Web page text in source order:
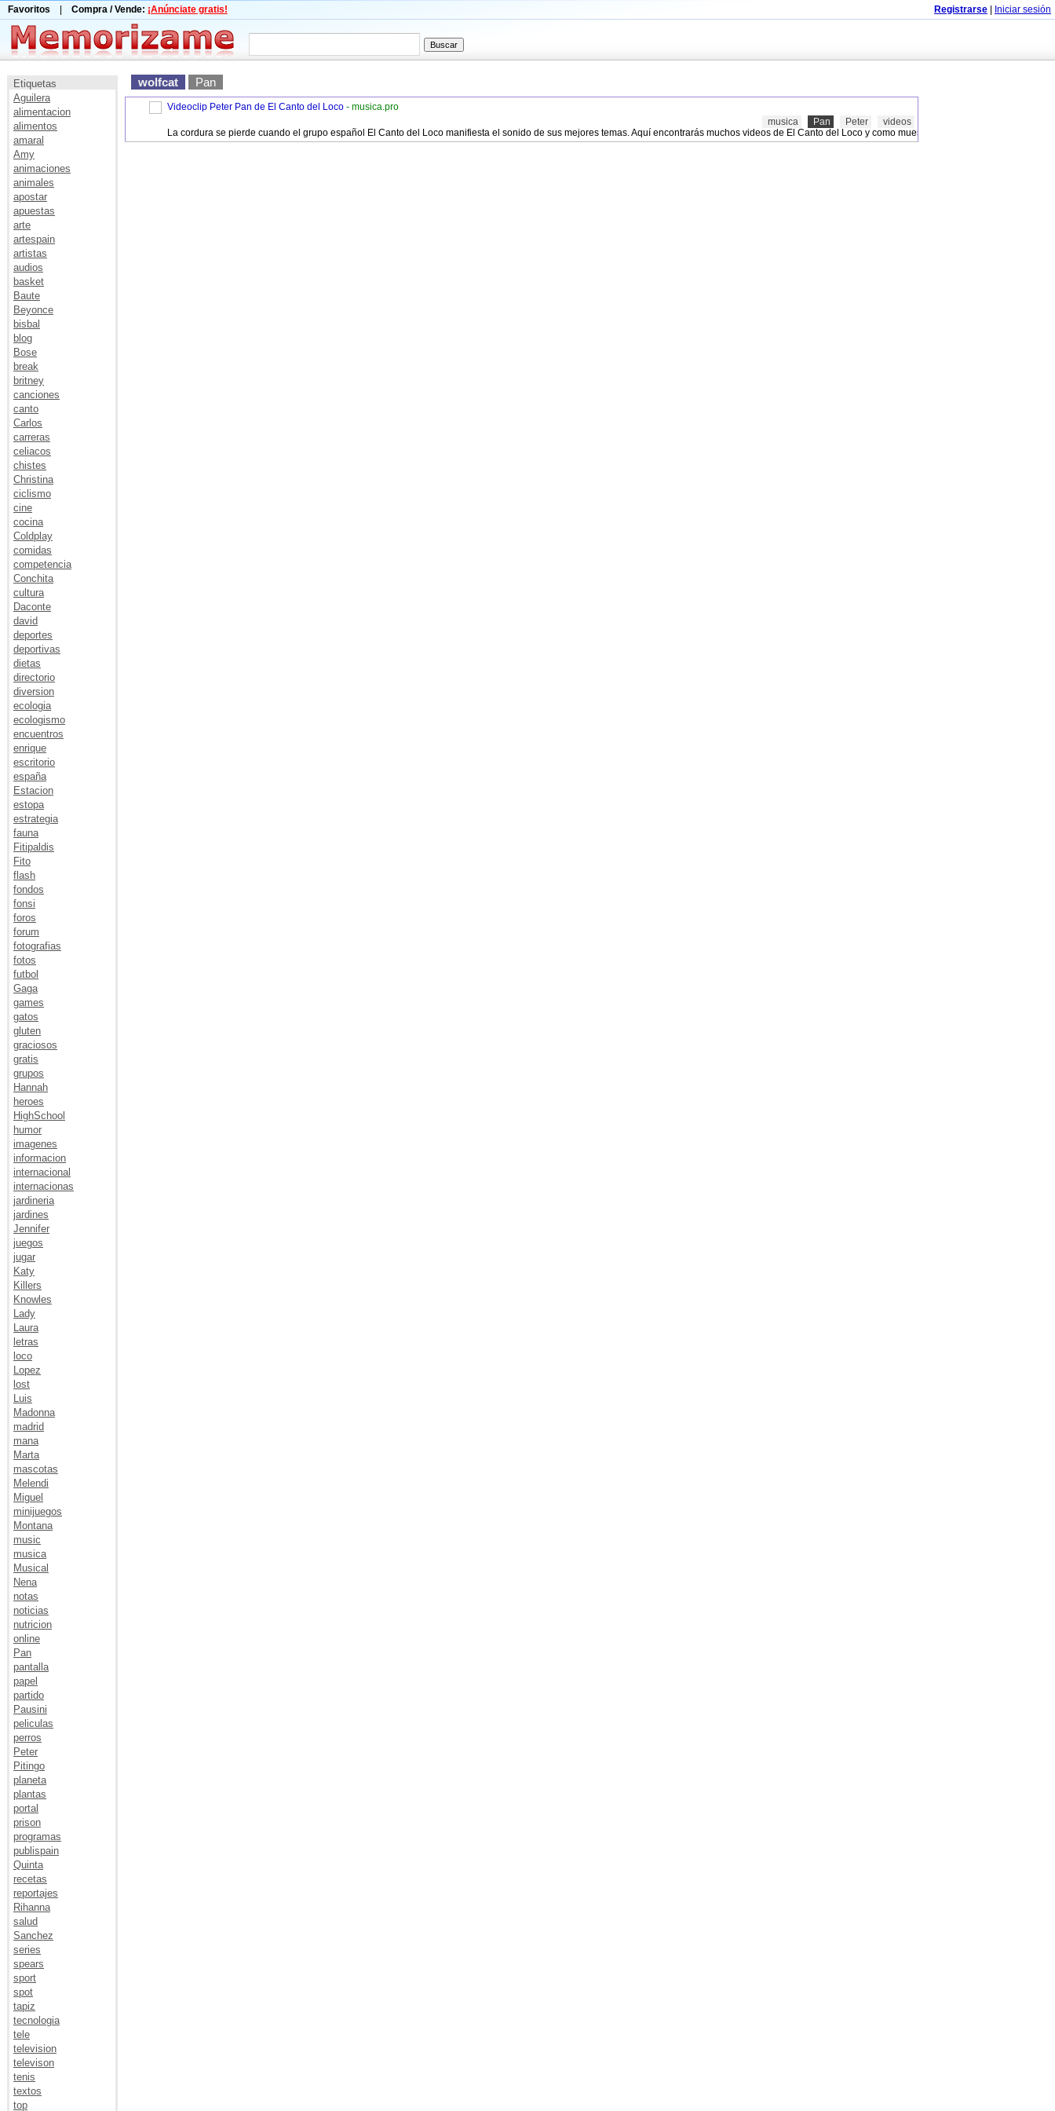
Favoritos Compra / Vende: ¡Anúnciate gratis! Registrarse Iniciar sesión
Etiquetas
Aguilera
alimentacion
alimentos
amaral
Amy
animaciones
animales
apostar
apuestas
arte
artespain
artistas
audios
basket
Baute
Beyonce
bisbal
blog
Bose
break
britney
canciones
canto
Carlos
carreras
celiacos
chistes
Christina
ciclismo
cine
cocina
Coldplay
comidas
competencia
Conchita
cultura
Daconte
david
deportes
deportivas
dietas
directorio
diversion
ecologia
ecologismo
encuentros
enrique
escritorio
españa
Estacion
estopa
estrategia
fauna
Fitipaldis
Fito
flash
fondos
fonsi
foros
forum
fotografias
fotos
futbol
Gaga
games
gatos
gluten
graciosos
gratis
grupos
Hannah
heroes
HighSchool
humor
imagenes
informacion
internacional
internacionas
jardineria
jardines
Jennifer
juegos
jugar
Katy
Killers
Knowles
Lady
Laura
letras
loco
Lopez
lost
Luis
Madonna
madrid
mana
Marta
mascotas
Melendi
Miguel
minijuegos
Montana
music
musica
Musical
Nena
notas
noticias
nutricion
online
Pan
pantalla
papel
partido
Pausini
peliculas
perros
Peter
Pitingo
planeta
plantas
portal
prison
programas
publispain
Quinta
recetas
reportajes
Rihanna
salud
Sanchez
series
spears
sport
spot
tapiz
tecnologia
tele
television
televison
tenis
textos
top
wolfcat Pan
Videoclip Peter Pan de El Canto del Loco - musica.pro
musica
Pan Peter
videos
La cordura se pierde cuando el grupo español El Canto del Loco manifiesta el sonido de sus mejores temas. Aquí encontrarás muchos videos de El Canto del Loco y como muestra su éxito 'Peter Pan',